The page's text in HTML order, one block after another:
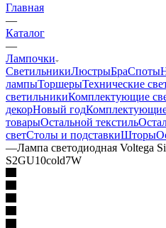
Главная
—
Каталог
—
Лампочки
СветильникиЛюстрыБраСпоты
лампыТоршерыТехнические
светильникиКомплектующие
декорНовый год
товарыОстальной текстиль
светСтолы и подставкиШторы
—Лампа светодиодная Voltega
S2GU10cold7W